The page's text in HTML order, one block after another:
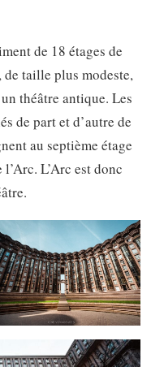
de 18 étages de
taille plus modeste,
théâtre antique. Les
de part et d’autre de
au septième étage
L’Arc est donc